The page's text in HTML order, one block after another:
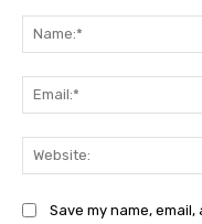
Save my name,